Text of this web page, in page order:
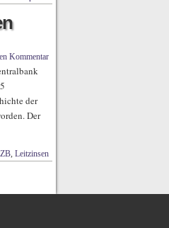
Kommentar
der
Der
, Leitzinsen